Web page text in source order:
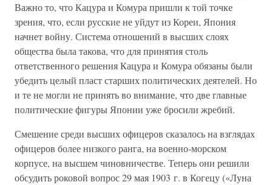
Важно то, что Кацура и Комура пришли к той точке
зрения, что, если русские не уйдут из Кореи, Япония
начнет войну. Система отношений в высших слоях
общества была такова, что для принятия столь
ответственного решения Кацура и Комура обязаны были
убедить целый пласт старших политических деятелей. Но
и те не могли не принять во внимание, что две главные
политические фигуры Японии уже бросили жребий.
Смешение среди высших офицеров сказалось на взглядах
офицеров более низкого ранга, на военно-морском
корпусе, на высшем чиновничестве. Теперь они решили
обсудить роковой вопрос 29 мая 1903 г. в Когецу («Луна